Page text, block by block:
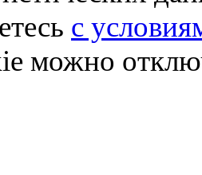
с
можно